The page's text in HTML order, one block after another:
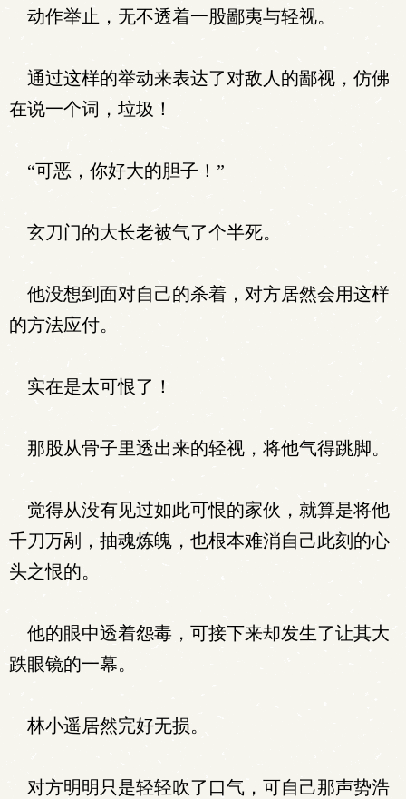
动作举止，无不透着一股鄙夷与轻视。
通过这样的举动来表达了对敌人的鄙视，仿佛
在说一个词，垃圾！
“可恶，你好大的胆子！”
玄刀门的大长老被气了个半死。
他没想到面对自己的杀着，对方居然会用这样
的方法应付。
实在是太可恨了！
那股从骨子里透出来的轻视，将他气得跳脚。
觉得从没有见过如此可恨的家伙，就算是将他
千刀万剐，抽魂炼魄，也根本难消自己此刻的心
头之恨的。
他的眼中透着怨毒，可接下来却发生了让其大
跌眼镜的一幕。
林小遥居然完好无损。
对方明明只是轻轻吹了口气，可自己那声势浩